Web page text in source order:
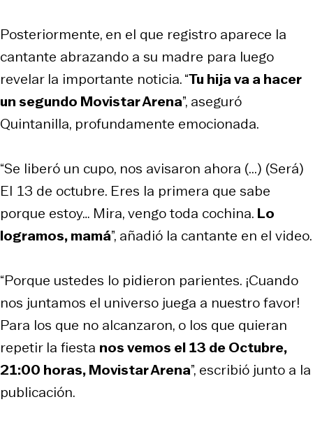
Posteriormente, en el que registro aparece la
cantante abrazando a su madre para luego
revelar la importante noticia. “Tu hija va a hacer
un segundo Movistar Arena”, aseguró
Quintanilla, profundamente emocionada.
“Se liberó un cupo, nos avisaron ahora (...) (Será)
El 13 de octubre. Eres la primera que sabe
porque estoy… Mira, vengo toda cochina. Lo
logramos, mamá”, añadió la cantante en el video.
“Porque ustedes lo pidieron parientes. ¡Cuando
nos juntamos el universo juega a nuestro favor!
Para los que no alcanzaron, o los que quieran
repetir la fiesta nos vemos el 13 de Octubre,
21:00 horas, Movistar Arena”, escribió junto a la
publicación.